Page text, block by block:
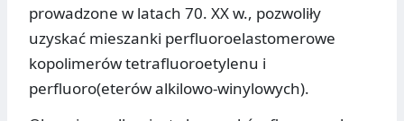
prowadzone w latach 70. XX w., pozwoliły
uzyskać mieszanki perfluoroelastomerowe
kopolimerów tetrafluoroetylenu i
perfluoro(eterów alkilowo-winylowych).